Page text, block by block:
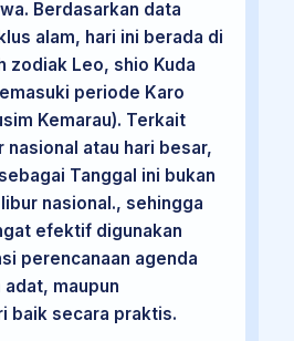
Berdasarkan data
alam, hari ini berada di
zodiak Leo, shio Kuda
periode Karo
Kemarau). Terkait
nasional atau hari besar,
Tanggal ini bukan
nasional., sehingga
efektif digunakan
perencanaan agenda
adat, maupun
baik secara praktis.